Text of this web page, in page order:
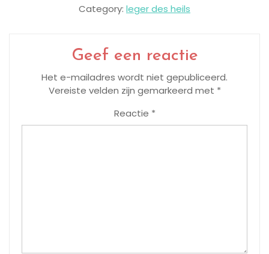
Category: leger des heils
Geef een reactie
Het e-mailadres wordt niet gepubliceerd.
Vereiste velden zijn gemarkeerd met *
Reactie *